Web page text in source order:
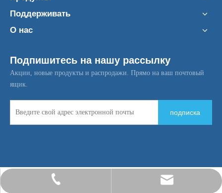
Поддерживать
О нас
Подпишитесь на нашу рассылку
Акции, новые продукты и распродажи. Прямо на ваш почтовый
ящик.
подписка